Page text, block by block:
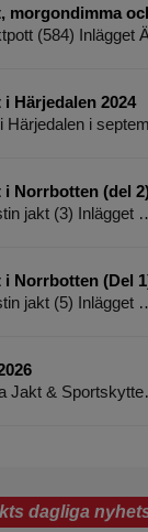
morgondimma
(584) Inlägget
Härjedalen 2024
Härjedalen i
i Norrbotten (del
jakt (3) Inlägget
i Norrbotten (Del
jakt (5) Inlägget
Jakt &
dagliga